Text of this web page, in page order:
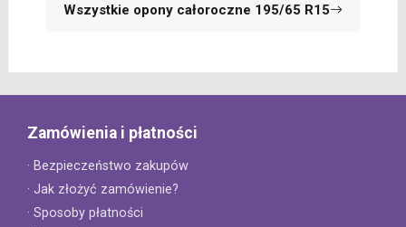
Wszystkie opony całoroczne 195/65 R15
Zamówienia i płatności
· Bezpieczeństwo zakupów
· Jak złożyć zamówienie?
· Sposoby płatności